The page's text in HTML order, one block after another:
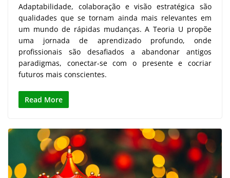
Adaptabilidade, colaboração e visão estratégica são
qualidades que se tornam ainda mais relevantes em
um mundo de rápidas mudanças. A Teoria U propõe
uma jornada de aprendizado profundo, onde
profissionais são desafiados a abandonar antigos
paradigmas, conectar-se com o presente e cocriar
futuros mais conscientes.
Read More